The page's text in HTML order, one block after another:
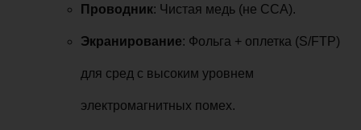
Проводник: Чистая медь (не CCA).
Экранирование: Фольга + оплетка (S/FTP)
для сред с высоким уровнем
электромагнитных помех.